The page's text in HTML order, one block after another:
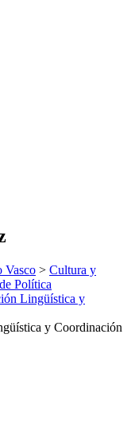
Vasco > Cultura y
Política
Lingüística y
y Coordinación